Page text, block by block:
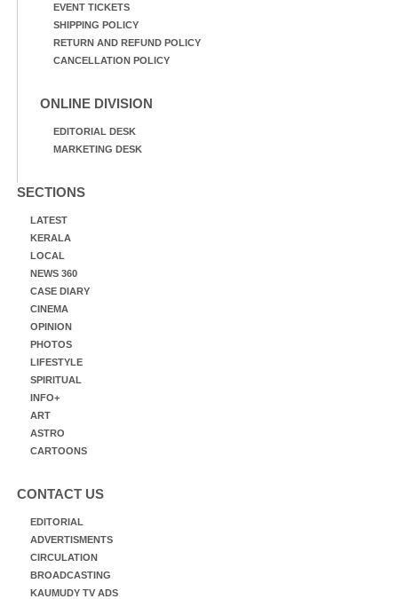
EVENT TICKETS
SHIPPING POLICY
RETURN AND REFUND POLICY
CANCELLATION POLICY
ONLINE DIVISION
EDITORIAL DESK
MARKETING DESK
SECTIONS
LATEST
KERALA
LOCAL
NEWS 360
CASE DIARY
CINEMA
OPINION
PHOTOS
LIFESTYLE
SPIRITUAL
INFO+
ART
ASTRO
CARTOONS
CONTACT US
EDITORIAL
ADVERTISMENTS
CIRCULATION
BROADCASTING
KAUMUDY TV ADS